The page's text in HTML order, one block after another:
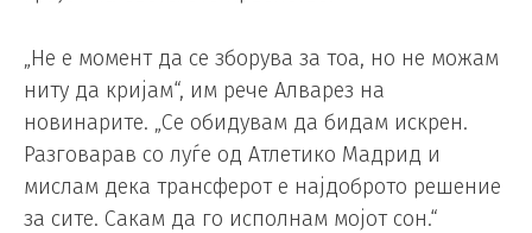
„Не е момент да се зборува за тоа, но не можам
ниту да кријам“, им рече Алварез на
новинарите. „Се обидувам да бидам искрен.
Разговарав со луѓе од Атлетико Мадрид и
мислам дека трансферот е најдоброто решение
за сите. Сакам да го исполнам мојот сон.“